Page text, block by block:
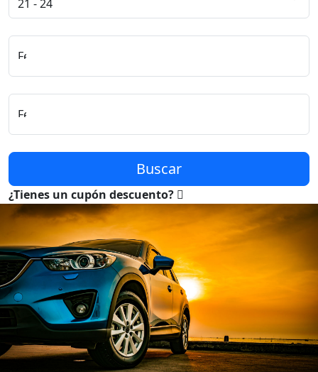
Fecha y Hora de Recogida
Fecha y Hora de Entrega
Buscar
¿Tienes un cupón descuento?